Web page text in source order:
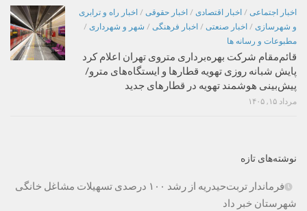
اخبار اجتماعی / اخبار اقتصادی / اخبار حقوقی / اخبار راه و ترابری
و شهرسازی / اخبار صنعتی / اخبار فرهنگی / شهر و شهرداری /
مطبوعات و رسانه ها
قائم‌مقام شرکت بهره‌برداری متروی تهران اعلام کرد
پایش شبانه روزی تهویه قطارها و ایستگاه‌های مترو/
پیش‌بینی هوشمند تهویه در قطارهای جدید
مرداد ۱۵, ۱۴۰۵
نوشته‌های تازه
فرماندار تربت‌حیدریه از رشد ۱۰۰ درصدی تسهیلات مشاغل خانگی
شهرستان خبر داد